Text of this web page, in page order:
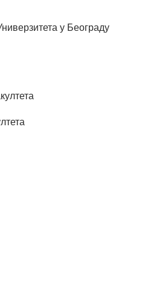
у Београду